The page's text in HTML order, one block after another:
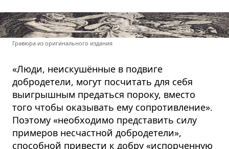
Гравюра из оригинального издания
«Люди, неискушённые в подвиге
добродетели, могут посчитать для себя
выигрышным предаться пороку, вместо
того чтобы оказывать ему сопротивление».
Поэтому «необходимо представить силу
примеров несчастной добродетели»,
способной привести к добру «испорченную